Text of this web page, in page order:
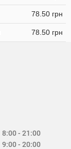
78.50 грн
78.50 грн
8:00 - 21:00
9:00 - 20:00